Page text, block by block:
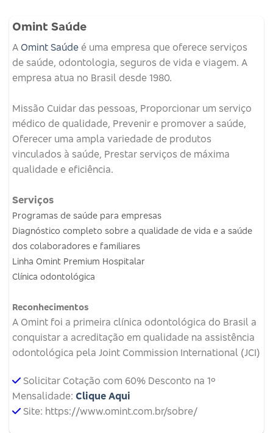
Omint Saúde
A Omint Saúde é uma empresa que oferece serviços
de saúde, odontologia, seguros de vida e viagem. A
empresa atua no Brasil desde 1980.
Missão Cuidar das pessoas, Proporcionar um serviço
médico de qualidade, Prevenir e promover a saúde,
Oferecer uma ampla variedade de produtos
vinculados à saúde, Prestar serviços de máxima
qualidade e eficiência.
Serviços
Programas de saúde para empresas
Diagnóstico completo sobre a qualidade de vida e a saúde
dos colaboradores e familiares
Linha Omint Premium Hospitalar
Clínica odontológica
Reconhecimentos
A Omint foi a primeira clínica odontológica do Brasil a
conquistar a acreditação em qualidade na assistência
odontológica pela Joint Commission International (JCI)
Solicitar Cotação com 60% Desconto na 1º
Mensalidade: Clique Aqui
Site: https://www.omint.com.br/sobre/